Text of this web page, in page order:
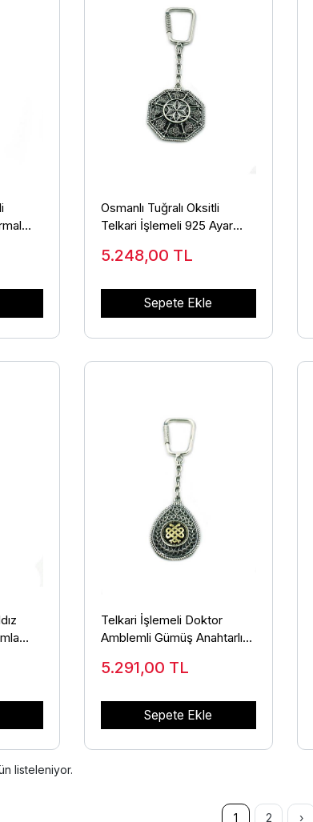
Osmanlı Tuğralı Oksitli
Telkari İşlemeli 925 Ayar
5.248,00 TL
Sepete Ekle
Telkari İşlemeli Doktor
Amblemli Gümüş Anahtarlık
5.291,00 TL
Sepete Ekle
listeleniyor.
1 2 ›